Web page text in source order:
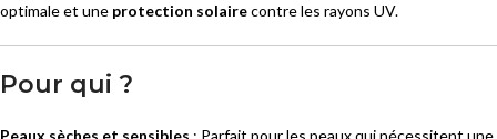
optimale et une protection solairecontre les rayons UV.
Pour qui ?